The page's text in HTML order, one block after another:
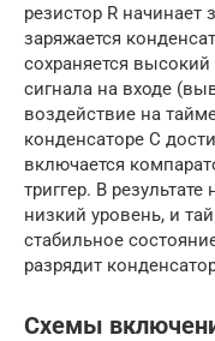
резистор R начинает
заряжается
сохраняется
сигнала на входе
воздействие на
конденсаторе С
включается
триггер. В
низкий уровень, и
стабильное
разрядит
Схемы